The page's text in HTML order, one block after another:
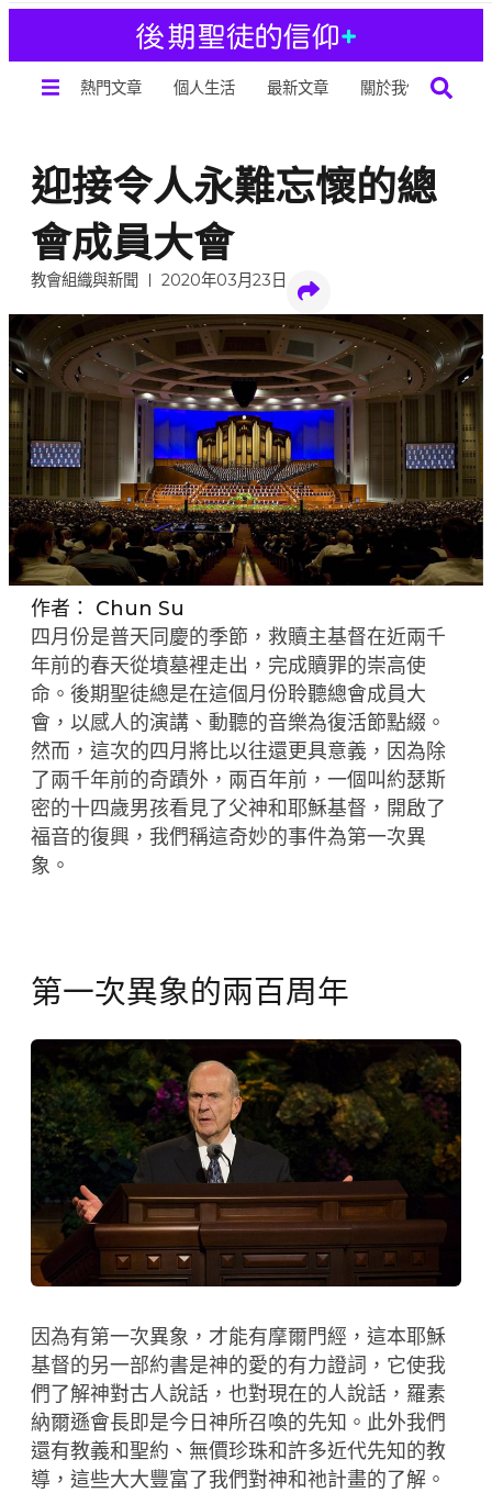
熱門文章 個人生活 最新文章 關於我們
迎接令人永難忘懷的總
會成員大會
教會組織與新聞 2020年03月23日
作者：
Chun Su
四月份是普天同慶的季節，救贖主基督在近兩千
年前的春天從墳墓裡走出，完成贖罪的崇高使
命。後期聖徒總是在這個月份聆聽總會成員大
會，以感人的演講、動聽的音樂為復活節點綴。
然而，這次的四月將比以往還更具意義，因為除
了兩千年前的奇蹟外，兩百年前，一個叫約瑟斯
密的十四歲男孩看見了父神和耶穌基督，開啟了
福音的復興，我們稱這奇妙的事件為第一次異
象。
第一次異象的兩百周年
因為有第一次異象，才能有摩爾門經，這本耶穌
基督的另一部約書是神的愛的有力證詞，它使我
們了解神對古人說話，也對現在的人說話，羅素
納爾遜會長即是今日神所召喚的先知。此外我們
還有教義和聖約、無價珍珠和許多近代先知的教
導，這些大大豐富了我們對神和祂計畫的了解。